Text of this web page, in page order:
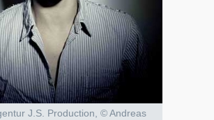
J.S. Production, © Andreas